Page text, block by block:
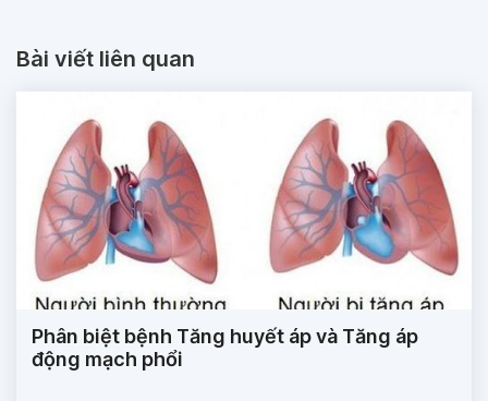
Bài viết liên quan
Phân biệt bệnh Tăng huyết áp và Tăng áp
động mạch phổi